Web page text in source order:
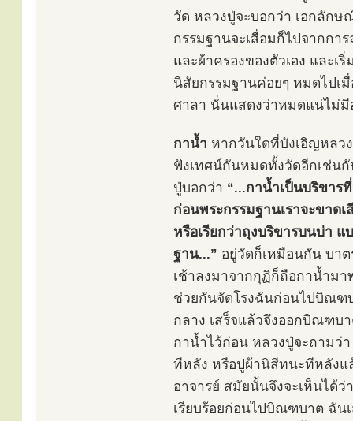
วัด หลวงปู่จะบอกว่า เอกลัก
กรรมฐานจะเสื่อมก็ไปจากกา
และผ้าครองของตัวเอง และ
นิสัยกรรมฐานค่อยๆ หมดไปเ
ศาลา นั่นแสดงว่าหมดแน่ไม่มี
กาน้ำ หากวันใดที่บังเอิญหลว
ฟังเทศน์กันหมดทั้งวัดอีกเช่น
ปู่บอกว่า “...กาน้ำเป็นบริขาร
ก่อนพระกรรมฐานเราจะขาด
หรือเรียกว่าถุงบริขารบนบ่า
ฐาน...” อยู่วัดก็เหมือนกัน บา
เช้าลงมาจากกุฏิก็ถือกาน้ำมา
ช่วยกันจัดโรงฉันก่อนไปบิณฑ
กลาง เสร็จแล้วจึงออกบิณฑบ
กาน้ำไว้ก่อน หลวงปู่จะถามว่
ทีหลัง หรือปูผ้านิสีทนะทีหลังแ
อาจารย์ สมัยนั้นจึงจะเห็นได้ว่
เรียบร้อยก่อนไปบิณฑบาต ฉัน